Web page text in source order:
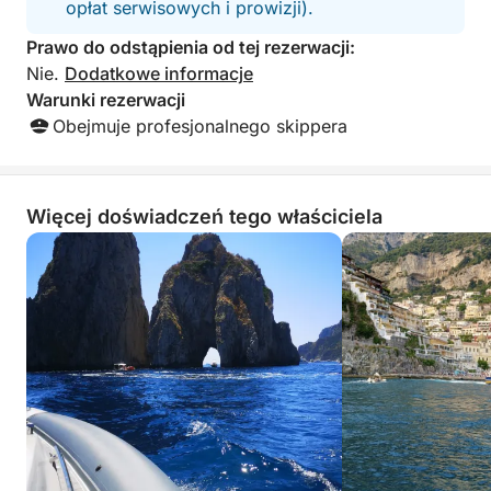
komfortowym i bezpiecznym żeglowaniu. Centralna
konsola zapewnia łatwy dostęp i dużo miejsca do
manewrowania. Elegancki i funkcjonalny design
sprawia, że łódź ta idealnie nadaje się zarówno na
jednodniowe wycieczki, jak i weekendowe wypady.
opłat serwisowych i prowizji).
Prawo do odstąpienia od tej rezerwacji:
Nie. Dodatkowe informacje
Warunki rezerwacji
Obejmuje profesjonalnego skippera
Więcej doświadczeń tego właściciela